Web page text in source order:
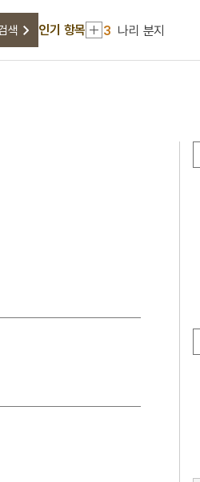
색 인기 항목
3 나리 분지
4 낙화장